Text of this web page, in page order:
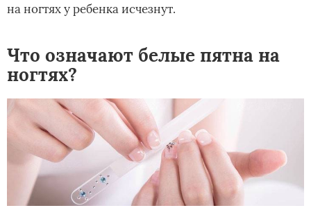
на ногтях у ребенка исчезнут.
Что означают белые пятна на
ногтях?